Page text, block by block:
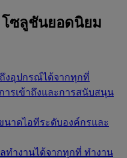
โซลูชันยอดนิยม
ถึงอุปกรณ์ได้จากทุกที่
ารเข้าถึงและการสนับสนุน
นาดไอทีระดับองค์กรและ
ทำงานได้จากทุกที่ ทำงาน